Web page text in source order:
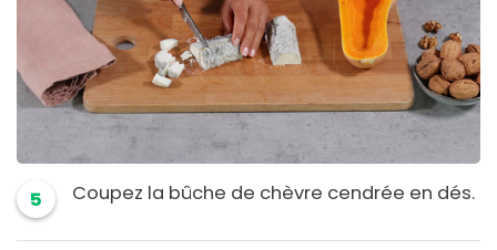
5 Coupez la bûche de chèvre cendrée en dés.